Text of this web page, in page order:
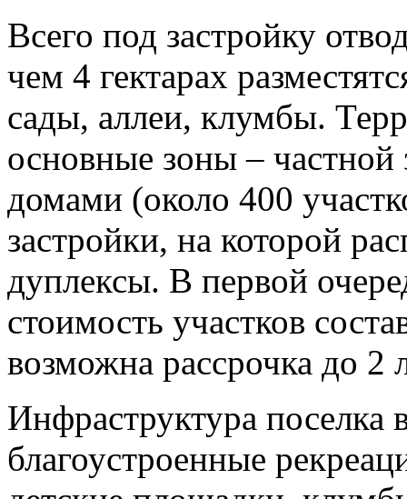
Всего под застройку
чем 4 гектарах
сады, аллеи, клумбы.
основные зоны –
домами (около 400
застройки, на которой
дуплексы. В первой
стоимость участков
возможна рассрочка до 2
Инфраструктура поселка
благоустроенные